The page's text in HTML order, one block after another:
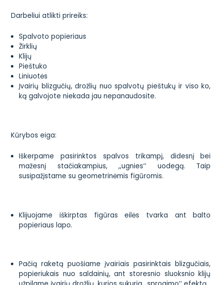
Darbeliui atlikti prireiks:
Spalvoto popieriaus
Žirklių
Klijų
Pieštuko
Liniuotės
Įvairių blizgučių, drožlių nuo spalvotų pieštukų ir viso ko,
ką galvojote niekada jau nepanaudosite.
Kūrybos eiga:
Iškerpame pasirinktos spalvos trikampį, didesnį bei
mažesnį stačiakampius, ,,ugnies‘‘ uodegą. Taip
susipažįstame su geometrinėmis figūromis.
Klijuojame iškirptas figūras eilės tvarka ant balto
popieriaus lapo.
Pačią raketą puošiame įvairiais pasirinktais blizgučiais,
popieriukais nuo saldainių, ant storesnio sluoksnio klijų